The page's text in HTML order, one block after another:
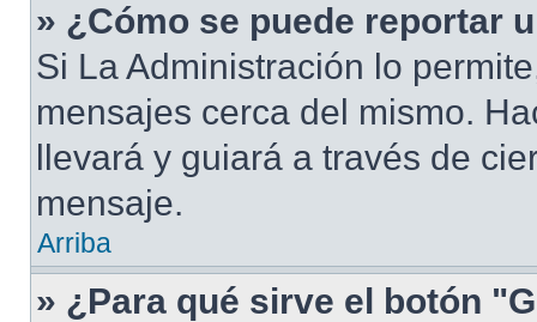
» ¿Cómo se puede reportar
Si La Administración lo
mensajes cerca del mismo.
llevará y guiará a través de
mensaje.
Arriba
» ¿Para qué sirve el botón